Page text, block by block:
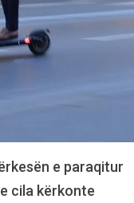
e paraqitur
cila kërkonte